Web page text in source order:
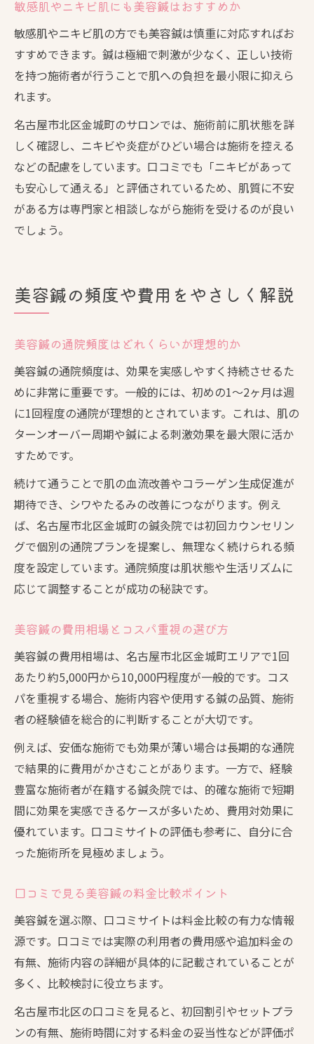
敏感肌やニキビ肌にも美容鍼はおすすめか
敏感肌やニキビ肌の方でも美容鍼は慎重に対応すればお
すすめできます。鍼は極細で刺激が少なく、正しい技術
を持つ施術者が行うことで肌への負担を最小限に抑えら
れます。
名古屋市北区金城町のサロンでは、施術前に肌状態を詳
しく確認し、ニキビや炎症がひどい場合は施術を控える
などの配慮をしています。口コミでも「ニキビがあって
も安心して通える」と評価されているため、肌質に不安
がある方は専門家と相談しながら施術を受けるのが良い
でしょう。
美容鍼の頻度や費用をやさしく解説
美容鍼の通院頻度はどれくらいが理想的か
美容鍼の通院頻度は、効果を実感しやすく持続させるた
めに非常に重要です。一般的には、初めの1〜2ヶ月は週
に1回程度の通院が理想的とされています。これは、肌の
ターンオーバー周期や鍼による刺激効果を最大限に活か
すためです。
続けて通うことで肌の血流改善やコラーゲン生成促進が
期待でき、シワやたるみの改善につながります。例え
ば、名古屋市北区金城町の鍼灸院では初回カウンセリン
グで個別の通院プランを提案し、無理なく続けられる頻
度を設定しています。通院頻度は肌状態や生活リズムに
応じて調整することが成功の秘訣です。
美容鍼の費用相場とコスパ重視の選び方
美容鍼の費用相場は、名古屋市北区金城町エリアで1回
あたり約5,000円から10,000円程度が一般的です。コス
パを重視する場合、施術内容や使用する鍼の品質、施術
者の経験値を総合的に判断することが大切です。
例えば、安価な施術でも効果が薄い場合は長期的な通院
で結果的に費用がかさむことがあります。一方で、経験
豊富な施術者が在籍する鍼灸院では、的確な施術で短期
間に効果を実感できるケースが多いため、費用対効果に
優れています。口コミサイトの評価も参考に、自分に合
った施術所を見極めましょう。
口コミで見る美容鍼の料金比較ポイント
美容鍼を選ぶ際、口コミサイトは料金比較の有力な情報
源です。口コミでは実際の利用者の費用感や追加料金の
有無、施術内容の詳細が具体的に記載されていることが
多く、比較検討に役立ちます。
名古屋市北区の口コミを見ると、初回割引やセットプラ
ンの有無、施術時間に対する料金の妥当性などが評価ポ